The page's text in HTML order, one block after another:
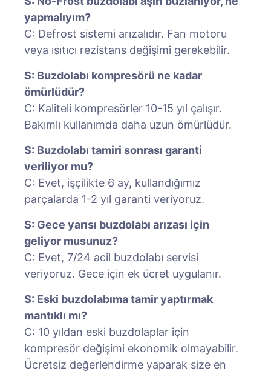
yapmalıyım?
C: Defrost sistemi arızalıdır. Fan motoru
veya ısıtıcı rezistans değişimi gerekebilir.
S: Buzdolabı kompresörü ne kadar
ömürlüdür?
C: Kaliteli kompresörler 10-15 yıl çalışır.
Bakımlı kullanımda daha uzun ömürlüdür.
S: Buzdolabı tamiri sonrası garanti
veriliyor mu?
C: Evet, işçilikte 6 ay, kullandığımız
parçalarda 1-2 yıl garanti veriyoruz.
S: Gece yarısı buzdolabı arızası için
geliyor musunuz?
C: Evet, 7/24 acil buzdolabı servisi
veriyoruz. Gece için ek ücret uygulanır.
S: Eski buzdolabıma tamir yaptırmak
mantıklı mı?
C: 10 yıldan eski buzdolaplar için
kompresör değişimi ekonomik olmayabilir.
Ücretsiz değerlendirme yaparak size en